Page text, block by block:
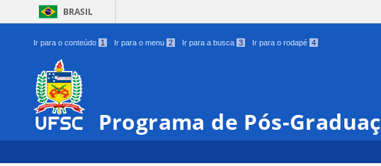
BRASIL
Ir para o conteúdo 1 Ir para o menu 2 Ir para a busca 3 Ir para o rodapé 4
Programa de Pós-